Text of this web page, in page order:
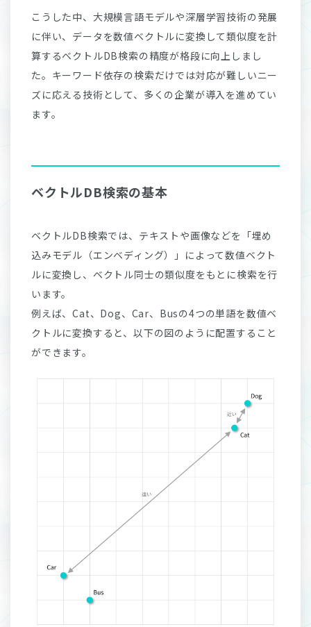
こうした中、大規模言語モデルや深層学習技術の発展
に伴い、データを数値ベクトルに変換して類似度を計
算するベクトルDB検索の精度が格段に向上しまし
た。キーワード依存の検索だけでは対応が難しいニー
ズに応える技術として、多くの企業が導入を進めてい
ます。
ベクトルDB検索の基本
ベクトルDB検索では、テキストや画像などを「埋め
込みモデル（エンベディング）」によって数値ベクト
ルに変換し、ベクトル同士の類似度をもとに検索を行
います。
例えば、Cat、Dog、Car、Busの4つの単語を数値ベ
クトルに変換すると、以下の図のように配置すること
ができます。